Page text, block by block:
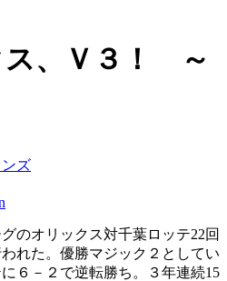
ス、Ｖ３！ ～
ズ
のオリックス対千葉ロッテ22回
れた。優勝マジック２としてい
６－２で逆転勝ち。３年連続15